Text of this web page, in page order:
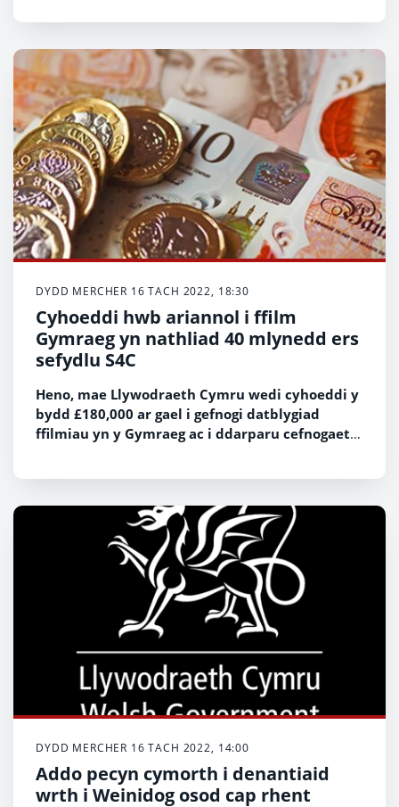
DYDD MERCHER 16 TACH 2022, 18:30
Cyhoeddi hwb ariannol i ffilm
Gymraeg yn nathliad 40 mlynedd ers
sefydlu S4C
Heno, mae Llywodraeth Cymru wedi cyhoeddi y
bydd £180,000 ar gael i gefnogi datblygiad
ffilmiau yn y Gymraeg ac i ddarparu cefnogaeth
DYDD MERCHER 16 TACH 2022, 14:00
Addo pecyn cymorth i denantiaid
wrth i Weinidog osod cap rhent